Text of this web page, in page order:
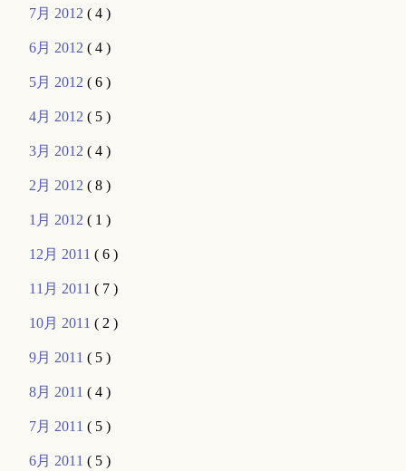
7月 2012( 4 )
6月 2012( 4 )
5月 2012( 6 )
4月 2012( 5 )
3月 2012( 4 )
2月 2012( 8 )
1月 2012( 1 )
12月 2011( 6 )
11月 2011( 7 )
10月 2011( 2 )
9月 2011( 5 )
8月 2011( 4 )
7月 2011( 5 )
6月 2011( 5 )